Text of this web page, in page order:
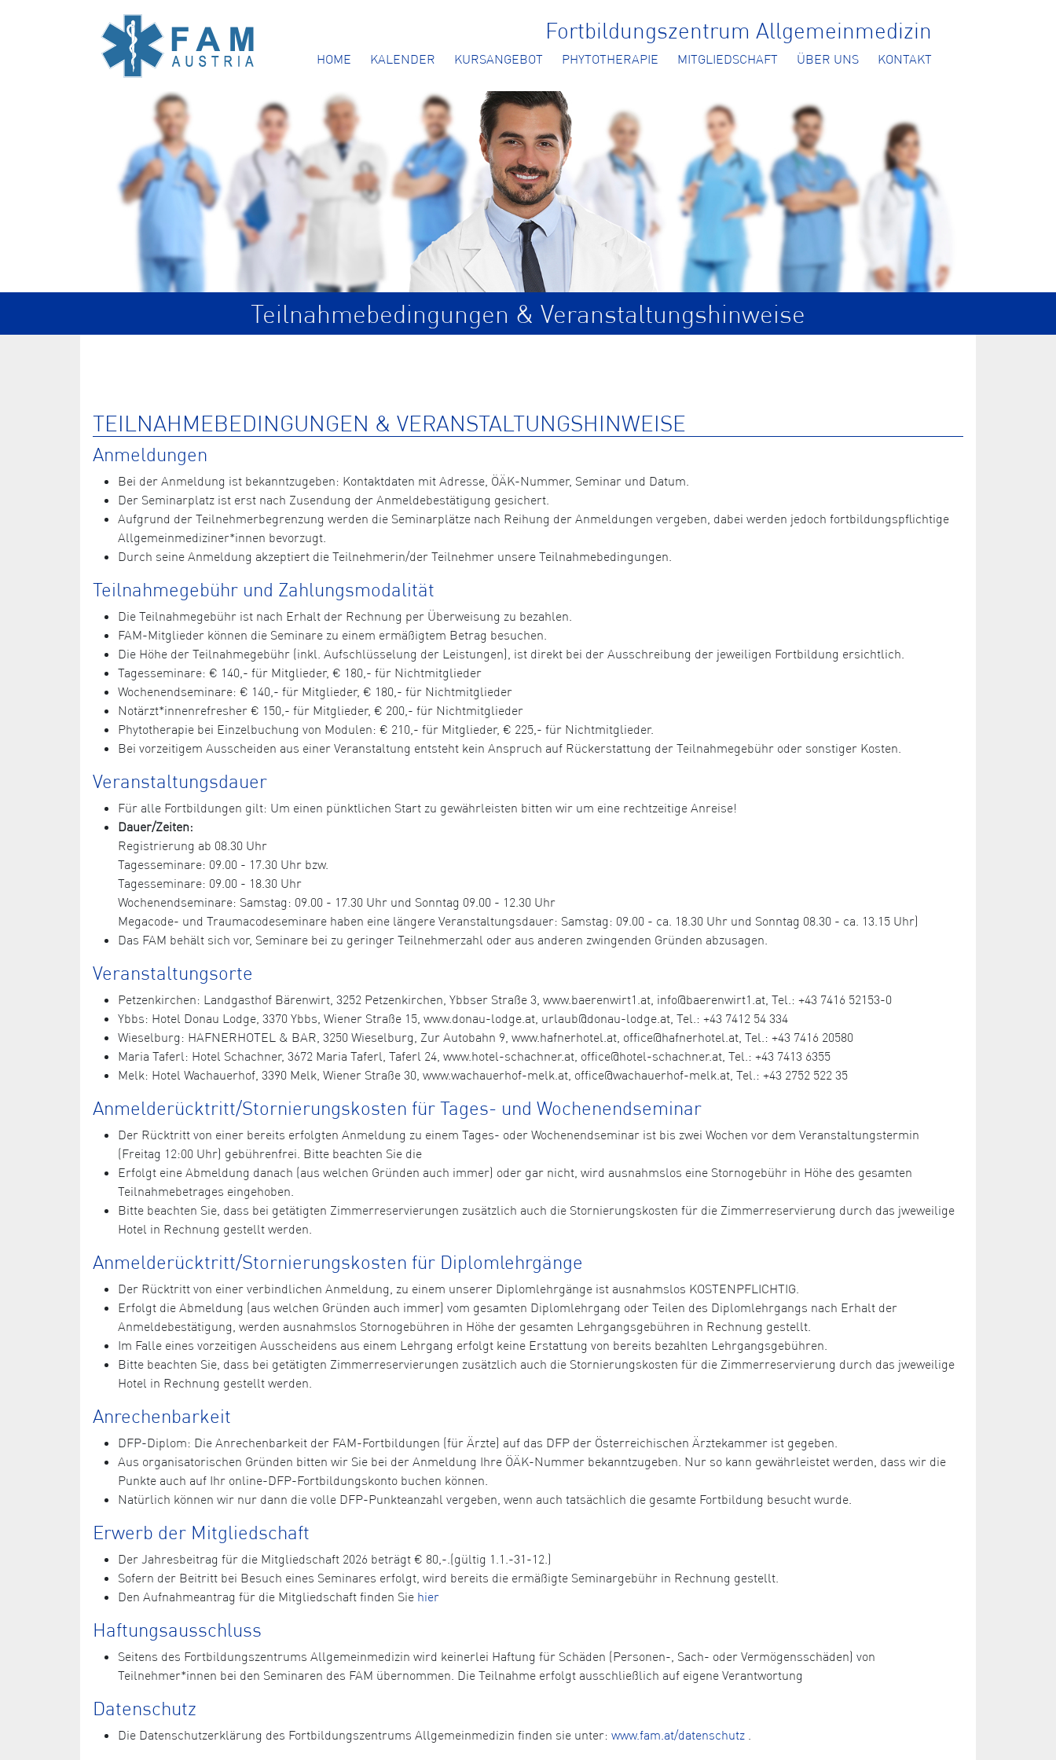
Fortbildungszentrum Allgemeinmedizin
HOME KALENDER KURSANGEBOT PHYTOTHERAPIE MITGLIEDSCHAFT ÜBER UNS KONTAKT
Teilnahmebedingungen & Veranstaltungshinweise
TEILNAHMEBEDINGUNGEN & VERANSTALTUNGSHINWEISE
Anmeldungen
Bei der Anmeldung ist bekanntzugeben: Kontaktdaten mit Adresse, ÖÄK-Nummer, Seminar und Datum.
Der Seminarplatz ist erst nach Zusendung der Anmeldebestätigung gesichert.
Aufgrund der Teilnehmerbegrenzung werden die Seminarplätze nach Reihung der Anmeldungen vergeben, dabei werden jedoch fortbildungspflichtige
Allgemeinmediziner*innen bevorzugt.
Durch seine Anmeldung akzeptiert die Teilnehmerin/der Teilnehmer unsere Teilnahmebedingungen.
Teilnahmegebühr und Zahlungsmodalität
Die Teilnahmegebühr ist nach Erhalt der Rechnung per Überweisung zu bezahlen.
FAM-Mitglieder können die Seminare zu einem ermäßigtem Betrag besuchen.
Die Höhe der Teilnahmegebühr (inkl. Aufschlüsselung der Leistungen), ist direkt bei der Ausschreibung der jeweiligen Fortbildung ersichtlich.
Tagesseminare: € 140,- für Mitglieder, € 180,- für Nichtmitglieder
Wochenendseminare: € 140,- für Mitglieder, € 180,- für Nichtmitglieder
Notärzt*innenrefresher € 150,- für Mitglieder, € 200,- für Nichtmitglieder
Phytotherapie bei Einzelbuchung von Modulen: € 210,- für Mitglieder, € 225,- für Nichtmitglieder.
Bei vorzeitigem Ausscheiden aus einer Veranstaltung entsteht kein Anspruch auf Rückerstattung der Teilnahmegebühr oder sonstiger Kosten.
Veranstaltungsdauer
Für alle Fortbildungen gilt: Um einen pünktlichen Start zu gewährleisten bitten wir um eine rechtzeitige Anreise!
Dauer/Zeiten:
Registrierung ab 08.30 Uhr
Tagesseminare: 09.00 - 17.30 Uhr bzw.
Tagesseminare: 09.00 - 18.30 Uhr
Wochenendseminare: Samstag: 09.00 - 17.30 Uhr und Sonntag 09.00 - 12.30 Uhr
Megacode- und Traumacodeseminare haben eine längere Veranstaltungsdauer: Samstag: 09.00 - ca. 18.30 Uhr und Sonntag 08.30 - ca. 13.15 Uhr)
Das FAM behält sich vor, Seminare bei zu geringer Teilnehmerzahl oder aus anderen zwingenden Gründen abzusagen.
Veranstaltungsorte
Petzenkirchen: Landgasthof Bärenwirt, 3252 Petzenkirchen, Ybbser Straße 3, www.baerenwirt1.at, info@baerenwirt1.at, Tel.: +43 7416 52153-0
Ybbs: Hotel Donau Lodge, 3370 Ybbs, Wiener Straße 15, www.donau-lodge.at, urlaub@donau-lodge.at, Tel.: +43 7412 54 334
Wieselburg: HAFNERHOTEL & BAR, 3250 Wieselburg, Zur Autobahn 9, www.hafnerhotel.at, office@hafnerhotel.at, Tel.: +43 7416 20580
Maria Taferl: Hotel Schachner, 3672 Maria Taferl, Taferl 24, www.hotel-schachner.at, office@hotel-schachner.at, Tel.: +43 7413 6355
Melk: Hotel Wachauerhof, 3390 Melk, Wiener Straße 30, www.wachauerhof-melk.at, office@wachauerhof-melk.at, Tel.: +43 2752 522 35
Anmelderücktritt/Stornierungskosten für Tages- und Wochenendseminar
Der Rücktritt von einer bereits erfolgten Anmeldung zu einem Tages- oder Wochenendseminar ist bis zwei Wochen vor dem Veranstaltungstermin
(Freitag 12:00 Uhr) gebührenfrei. Bitte beachten Sie die
Erfolgt eine Abmeldung danach (aus welchen Gründen auch immer) oder gar nicht, wird ausnahmslos eine Stornogebühr in Höhe des gesamten
Teilnahmebetrages eingehoben.
Bitte beachten Sie, dass bei getätigten Zimmerreservierungen zusätzlich auch die Stornierungskosten für die Zimmerreservierung durch das jweweilige
Hotel in Rechnung gestellt werden.
Anmelderücktritt/Stornierungskosten für Diplomlehrgänge
Der Rücktritt von einer verbindlichen Anmeldung, zu einem unserer Diplomlehrgänge ist ausnahmslos KOSTENPFLICHTIG.
Erfolgt die Abmeldung (aus welchen Gründen auch immer) vom gesamten Diplomlehrgang oder Teilen des Diplomlehrgangs nach Erhalt der
Anmeldebestätigung, werden ausnahmslos Stornogebühren in Höhe der gesamten Lehrgangsgebühren in Rechnung gestellt.
Im Falle eines vorzeitigen Ausscheidens aus einem Lehrgang erfolgt keine Erstattung von bereits bezahlten Lehrgangsgebühren.
Bitte beachten Sie, dass bei getätigten Zimmerreservierungen zusätzlich auch die Stornierungskosten für die Zimmerreservierung durch das jweweilige
Hotel in Rechnung gestellt werden.
Anrechenbarkeit
DFP-Diplom: Die Anrechenbarkeit der FAM-Fortbildungen (für Ärzte) auf das DFP der Österreichischen Ärztekammer ist gegeben.
Aus organisatorischen Gründen bitten wir Sie bei der Anmeldung Ihre ÖÄK-Nummer bekanntzugeben. Nur so kann gewährleistet werden, dass wir die
Punkte auch auf Ihr online-DFP-Fortbildungskonto buchen können.
Natürlich können wir nur dann die volle DFP-Punkteanzahl vergeben, wenn auch tatsächlich die gesamte Fortbildung besucht wurde.
Erwerb der Mitgliedschaft
Der Jahresbeitrag für die Mitgliedschaft 2026 beträgt € 80,-.(gültig 1.1.-31-12.)
Sofern der Beitritt bei Besuch eines Seminares erfolgt, wird bereits die ermäßigte Seminargebühr in Rechnung gestellt.
Den Aufnahmeantrag für die Mitgliedschaft finden Sie hier
Haftungsausschluss
Seitens des Fortbildungszentrums Allgemeinmedizin wird keinerlei Haftung für Schäden (Personen-, Sach- oder Vermögensschäden) von
Teilnehmer*innen bei den Seminaren des FAM übernommen. Die Teilnahme erfolgt ausschließlich auf eigene Verantwortung
Datenschutz
Die Datenschutzerklärung des Fortbildungszentrums Allgemeinmedizin finden sie unter: www.fam.at/datenschutz